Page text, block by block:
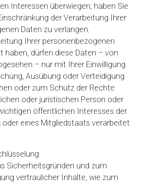
Interessen überwiegen, haben Sie
der Verarbeitung Ihrer
Daten zu verlangen.
Ihrer personenbezogenen
haben, dürfen diese Daten – von
– nur mit Ihrer Einwilligung
Ausübung oder Verteidigung
oder zum Schutz der Rechte
oder juristischen Person oder
öffentlichen Interesses der
oder eines Mitgliedstaats verarbeitet
Sicherheitsgründen und zum
vertraulicher Inhalte, wie zum